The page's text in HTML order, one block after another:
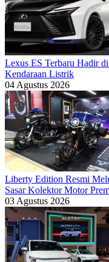
Lexus ES Terbaru Hadir
Kendaraan Listrik
04 Agustus 2026
Liberty Edition Resmi
Sasar Kolektor Motor
03 Agustus 2026